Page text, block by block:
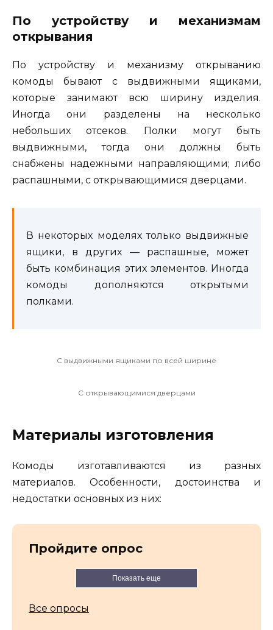
По устройству и механизмам
открывания
По устройству и механизму открыванию
комоды бывают с выдвижными ящиками,
которые занимают всю ширину изделия.
Иногда они разделены на несколько
небольших отсеков. Полки могут быть
выдвижными, тогда они должны быть
снабжены надежными направляющими; либо
распашными, с открывающимися дверцами.
В некоторых моделях только выдвижные
ящики, в других — распашные, может
быть комбинация этих элементов. Иногда
комоды дополняются открытыми
полками.
С выдвижными ящиками по всей ширине
С открывающимися дверцами
Материалы изготовления
Комоды изготавливаются из разных
материалов. Особенности, достоинства и
недостатки основных из них:
Пройдите опрос
Показать еще
Все опросы